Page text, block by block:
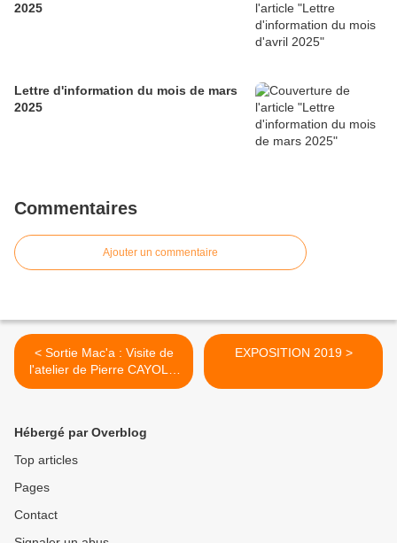
2025
Lettre d'information du mois de mars
2025
Commentaires
Ajouter un commentaire
< Sortie Mac'a : Visite de
l'atelier de Pierre CAYOL à
Tavel le 1er décembre 2018
EXPOSITION 2019 >
Hébergé par Overblog
Top articles
Pages
Contact